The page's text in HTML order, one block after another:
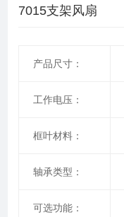
7015支架风扇
产品尺寸：
工作电压：
框叶材料：
轴承类型：
可选功能：